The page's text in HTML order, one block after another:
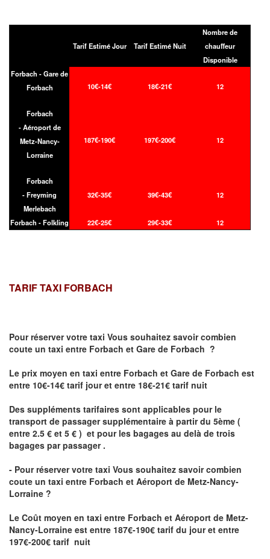
Tarif Estimé Jour Tarif Estimé Nuit
Nombre de
chauffeur
Disponible
Forbach - Gare de
Forbach
10€-14€ 18€-21€ 12
Forbach
- Aéroport de
Metz-Nancy-
Lorraine
187€-190€ 197€-200€ 12
Forbach
- Freyming
Merlebach
32€-35€ 39€-43€ 12
Forbach - Folkling 22€-25€ 29€-33€ 12
TARIF TAXI FORBACH
Pour réserver votre taxi Vous souhaitez savoircombien
coute un taxi entre Forbach et Gare de Forbach ?
Le prix moyen en taxi entre Forbach et Gare de Forbach est
entre 10€-14€ tarif jour et entre 18€-21€ tarif nuit
Des suppléments tarifaires sont applicables pour le
transport de passager supplémentaire à partir du 5ème (
entre 2.5 € et 5 € ) et pour les bagages au delà de trois
bagages par passager .
- Pour réserver votre taxi Vous souhaitez savoircombien
coute un taxi entre Forbach et Aéroport de Metz-Nancy-
Lorraine ?
Le Coût moyen en taxi entre Forbach et Aéroport de Metz-
Nancy-Lorraine est entre 187€-190€ tarif du jour et entre
197€-200€ tarif nuit